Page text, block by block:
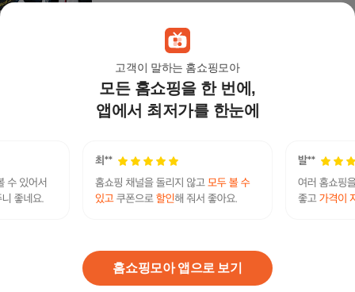
고객이 말하는 홈쇼핑모아
모든 홈쇼핑을 한 번에,
앱에서 최저가를 한눈에
홈쇼핑모아 앱으로 보기
아트박스/마누크리스탈 G018.0905 싱글 몰트 위
스키잔(6p)
15,000 원
푸조 남성 여성 스노우보드복 스키복 스키 보드 점